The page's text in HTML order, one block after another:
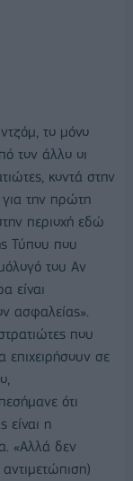
το μόνο
τον άλλο οι
κοντά στην
για την πρώτη
περιοχή εδώ
Τύπου που
του Αν
είναι
ασφαλείας».
που
επιχειρήσουν σε
ότι
είναι η
«Αλλά δεν